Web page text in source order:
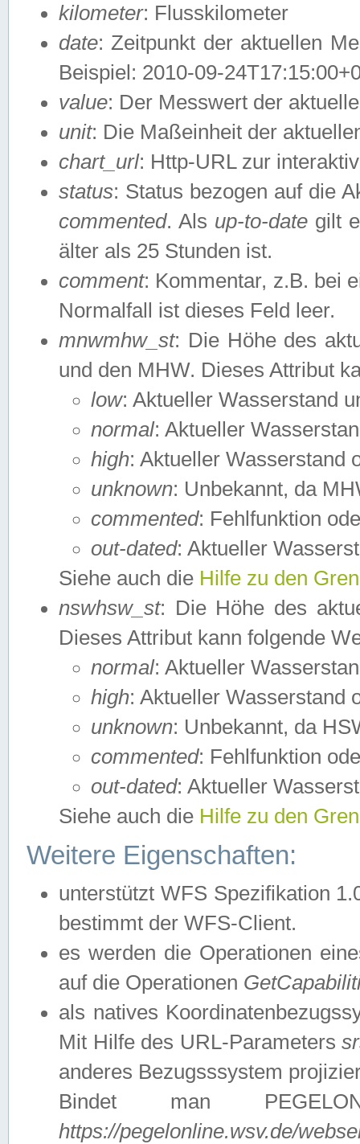
kilometer: Flusskilometer
date: Zeitpunkt der aktuellen
Beispiel: 2010-09-
value: Der Messwert der
unit: Die Maßeinheit der
chart_url: Http-URL zur
status: Status bezogen auf die
commented. Als up-to-date gilt
älter als 25 Stunden ist.
comment: Kommentar, z.B. bei
Normalfall ist dieses Feld leer.
mnwmhw_st: Die Höhe des
und den MHW. Dieses Attribut
low: Aktueller Wasserstand
normal: Aktueller
high: Aktueller Wasserstand
unknown: Unbekannt, da
commented: Fehlfunktion
out-dated: Aktueller
Siehe auch die Hilfe zu den
nswhsw_st: Die Höhe des
Dieses Attribut kann folgende
normal: Aktueller
high: Aktueller Wasserstand
unknown: Unbekannt, da
commented: Fehlfunktion
out-dated: Aktueller
Siehe auch die Hilfe zu den
Weitere Eigenschaften:
unterstützt WFS Spezifikation
bestimmt der WFS-Client.
es werden die Operationen
auf die Operationen
als natives
Mit Hilfe des URL-Parameters
anderes Bezugsssystem
Bindet man
https://pegelonline.wsv.de/